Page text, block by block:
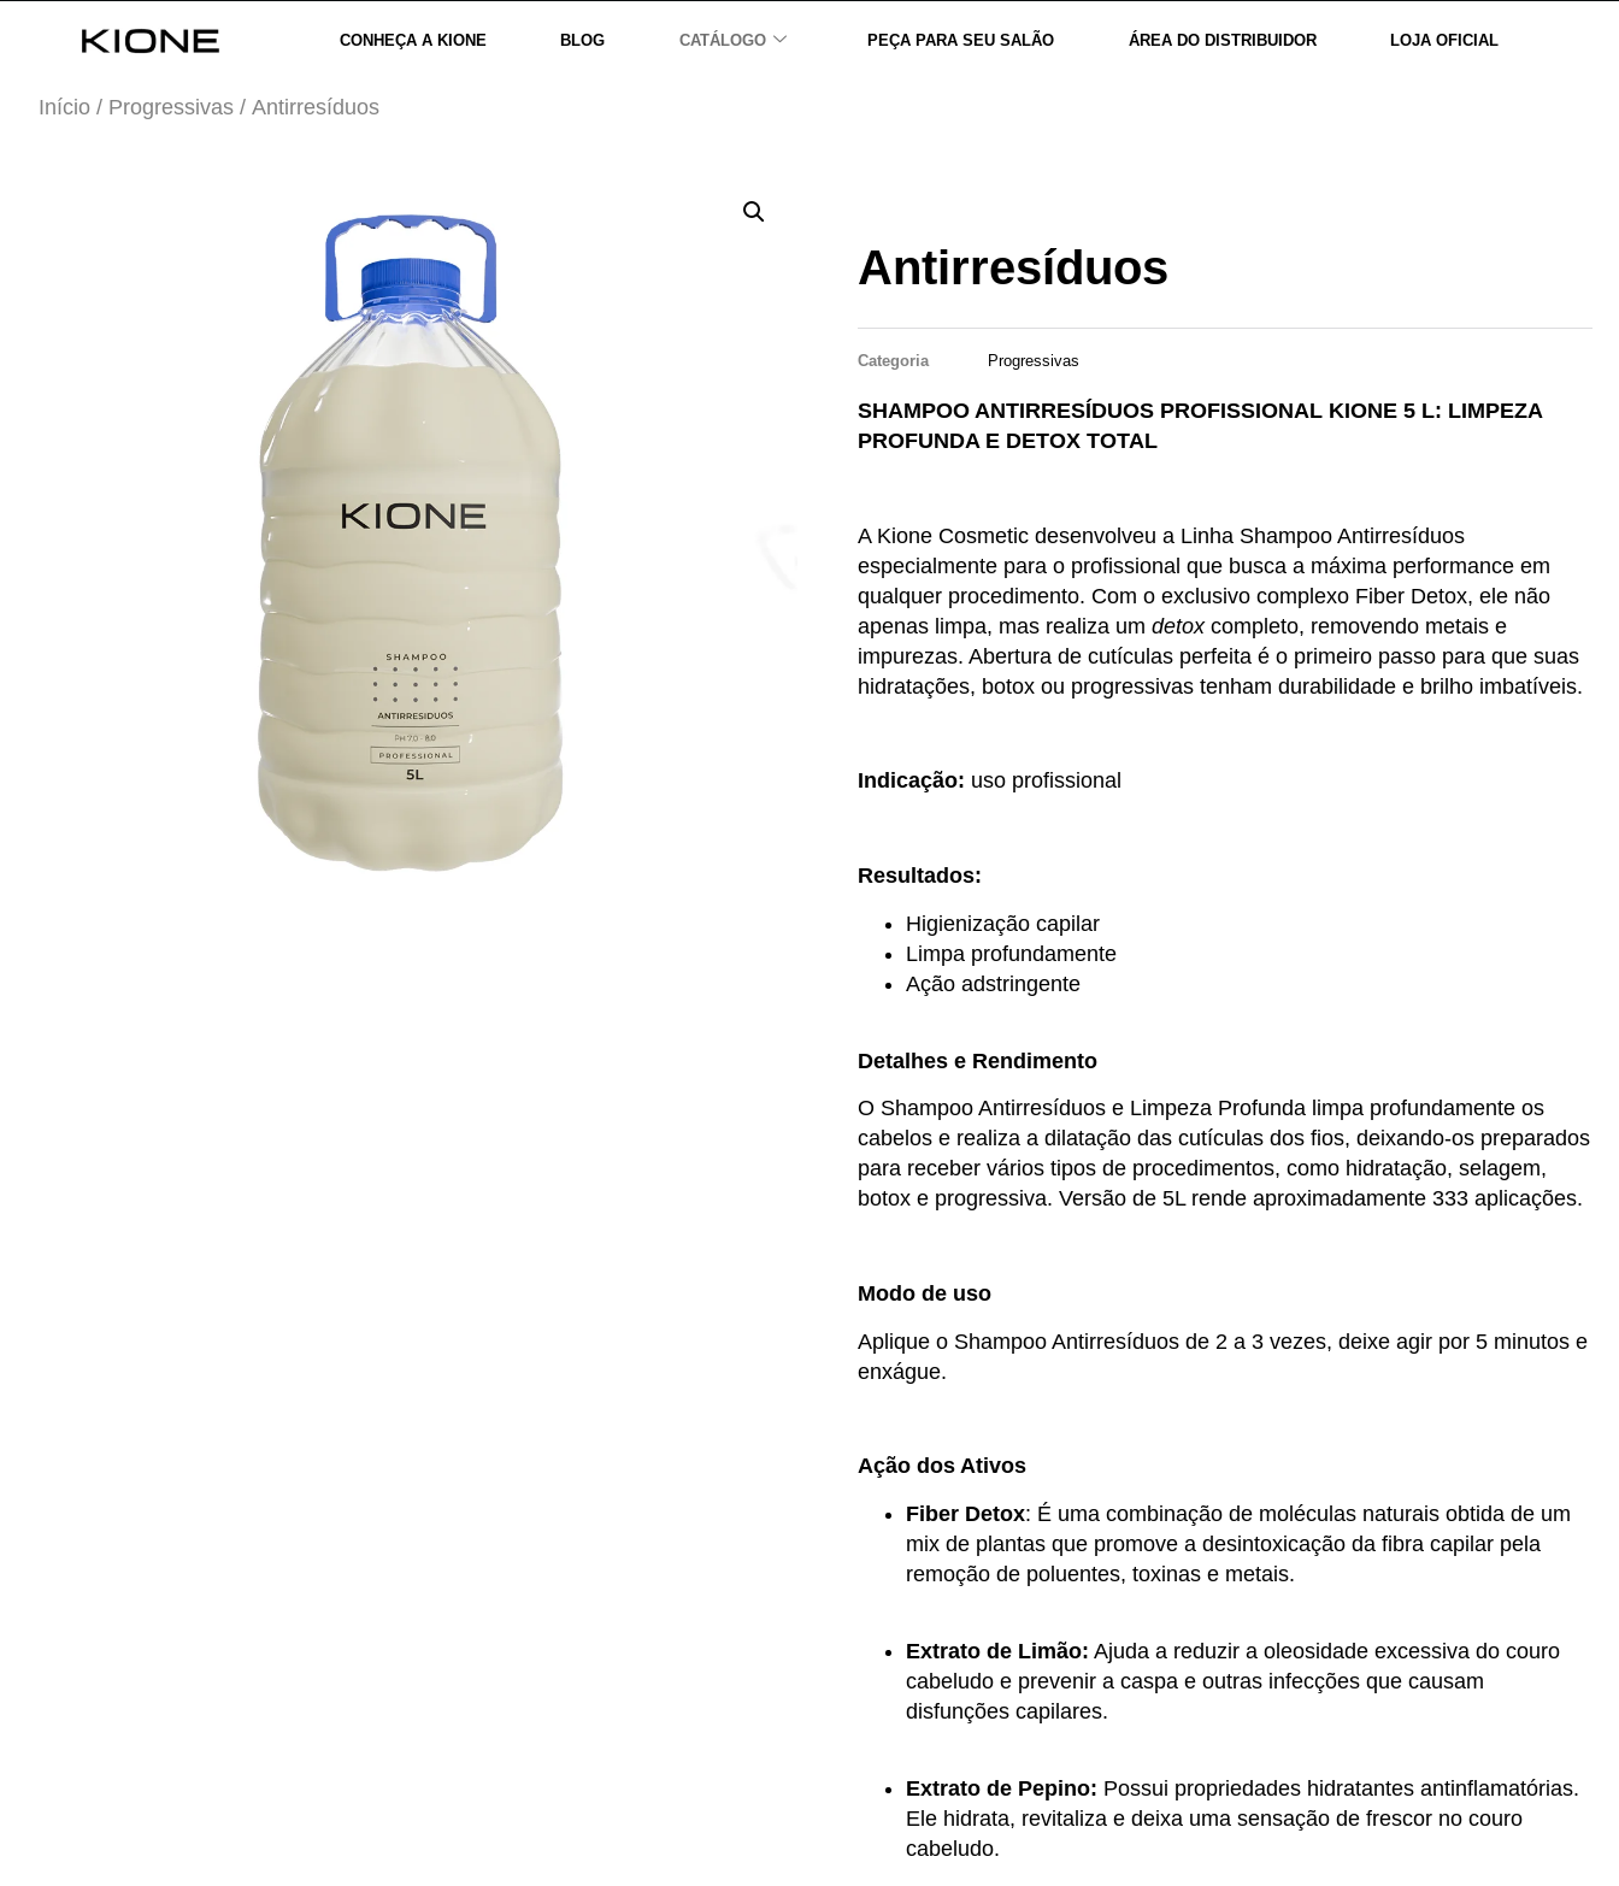
CONHEÇA A KIONE BLOG CATÁLOGO PEÇA PARA SEU SALÃO ÁREA DO DISTRIBUIDOR LOJA OFICIAL
Início / Progressivas / Antirresíduos
Antirresíduos
Categoria Progressivas
SHAMPOO ANTIRRESÍDUOS PROFISSIONAL KIONE 5 L: LIMPEZA
PROFUNDA E DETOX TOTAL
A Kione Cosmetic desenvolveu a Linha Shampoo Antirresíduos
especialmente para o profissional que busca a máxima performance em
qualquer procedimento. Com o exclusivo complexo Fiber Detox, ele não
apenas limpa, mas realiza um detoxcompleto, removendo metais e
impurezas. Abertura de cutículas perfeita é o primeiro passo para que suas
hidratações, botox ou progressivas tenham durabilidade e brilho imbatíveis.
Indicação: uso profissional
Resultados:
Higienização capilar
Limpa profundamente
Ação adstringente
Detalhes e Rendimento
O Shampoo Antirresíduos e Limpeza Profunda limpa profundamente os
cabelos e realiza a dilatação das cutículas dos fios, deixando-os preparados
para receber vários tipos de procedimentos, como hidratação, selagem,
botox e progressiva. Versão de 5L rende aproximadamente 333 aplicações.
Modo de uso
Aplique o Shampoo Antirresíduos de 2 a 3 vezes, deixe agir por 5 minutos e
enxágue.
Ação dos Ativos
Fiber Detox: É uma combinação de moléculas naturais obtida de um
mix de plantas que promove a desintoxicação da fibra capilar pela
remoção de poluentes, toxinas e metais.
Extrato de Limão: Ajuda a reduzir a oleosidade excessiva do couro
cabeludo e prevenir a caspa e outras infecções que causam
disfunções capilares.
Extrato de Pepino: Possui propriedades hidratantes antinflamatórias.
Ele hidrata, revitaliza e deixa uma sensação de frescor no couro
cabeludo.